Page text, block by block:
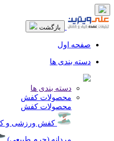
بازگشت
صفحه اول
دسته بندی ها
دسته بندی ها
محصولات کفش
محصولات کفش
کفش ورزشی و
مردانه (چرم طبیعی)